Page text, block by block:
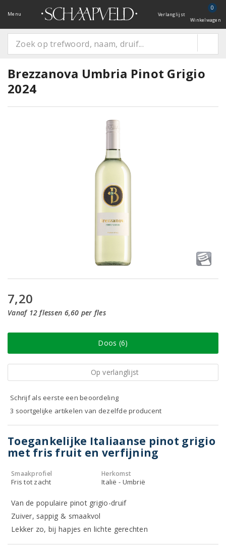
Menu Verlanglijst
0
Winkelwagen
Brezzanova Umbria Pinot Grigio
2024
7,20
Vanaf 12 flessen 6,60 per fles
Doos (6)
Op verlanglijst
Schrijf als eerste een beoordeling
3 soortgelijke artikelen van dezelfde producent
Toegankelijke Italiaanse pinot grigio
met fris fruit en verfijning
Smaakprofiel
Fris tot zacht
Herkomst
Italië - Umbrië
Van de populaire pinot grigio-druif
Zuiver, sappig & smaakvol
Lekker zo, bij hapjes en lichte gerechten